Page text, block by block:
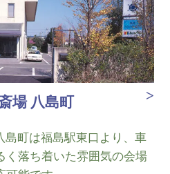
場 八島町
島町は福島駅東口より、車
く落ち着いた雰囲気の会場